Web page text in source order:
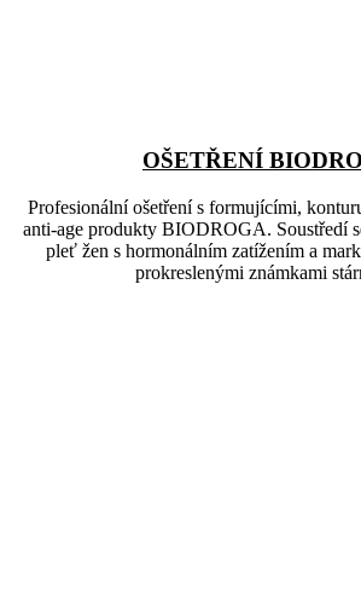
OŠETŘENÍ
Profesionální ošetření s formujícími,
anti-age produkty BIODROGA. Soustředí
pleť žen s hormonálním zatížením a
prokreslenými známkami